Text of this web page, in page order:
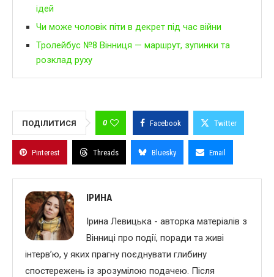
ідей
Чи може чоловік піти в декрет під час війни
Тролейбус №8 Вінниця — маршрут, зупинки та
розклад руху
ПОДІЛИТИСЯ 0 Facebook Twitter
Pinterest Threads Bluesky Email
ІРИНА
Ірина Левицька - авторка матеріалів з
Вінниці про події, поради та живі
інтерв’ю, у яких прагну поєднувати глибину
спостережень із зрозумілою подачею. Після